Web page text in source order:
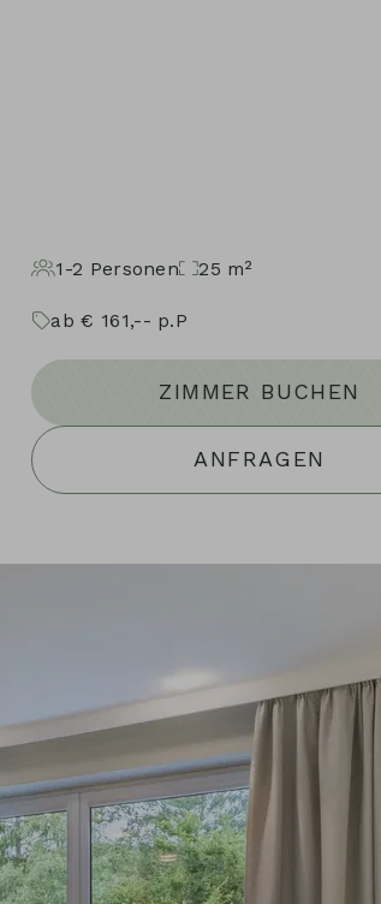
1-2 Personen 25 m²
ab€ 161,-- p.P
ZIMMER BUCHEN
ANFRAGEN